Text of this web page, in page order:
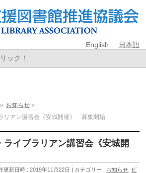
English 日本語
ック！
» お知らせ »
リアン講習会《安城開催》 募集開始
ライブラリアン講習会《安城開
更新日時 : 2019年11月22日 カテゴリー : お知らせ
ビ